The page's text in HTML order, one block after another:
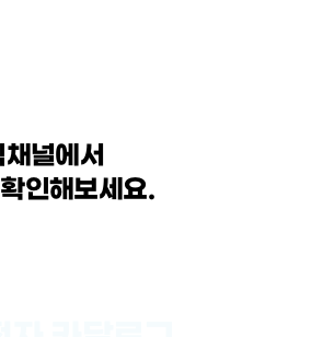
널에서
인해보세요.